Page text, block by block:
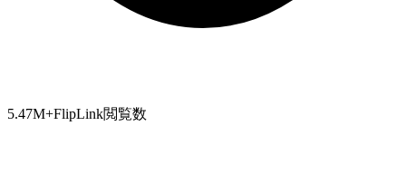
5.47M+FlipLink閲覧数